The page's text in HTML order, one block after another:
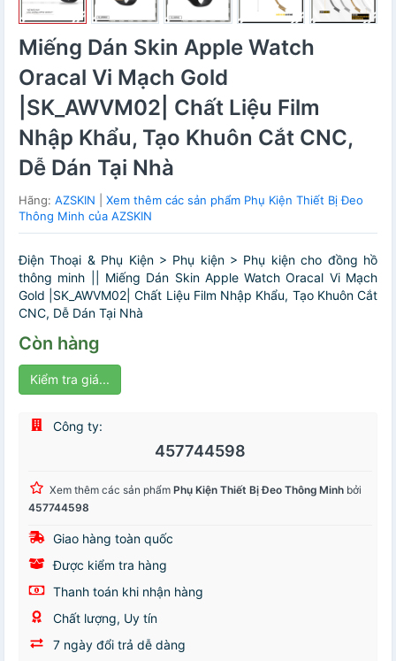
Miếng Dán Skin Apple Watch
Oracal Vi Mạch Gold
|SK_AWVM02| Chất Liệu Film
Nhập Khẩu, Tạo Khuôn Cắt CNC,
Dễ Dán Tại Nhà
Hãng: AZSKIN
Xem thêm các sản phẩm Phụ Kiện Thiết Bị Đeo
Thông Minh của AZSKIN
Điện Thoại & Phụ Kiện > Phụ kiện > Phụ kiện cho đồng hồ
thông minh || Miếng Dán Skin Apple Watch Oracal Vi Mạch
Gold |SK_AWVM02| Chất Liệu Film Nhập Khẩu, Tạo Khuôn Cắt
CNC, Dễ Dán Tại Nhà
Còn hàng
Kiểm tra giá...
Công ty:
457744598
Xem thêm các sản phẩm Phụ Kiện Thiết Bị Đeo Thông Minh bởi
457744598
Giao hàng toàn quốc
Được kiểm tra hàng
Thanh toán khi nhận hàng
Chất lượng, Uy tín
7 ngày đổi trả dễ dàng